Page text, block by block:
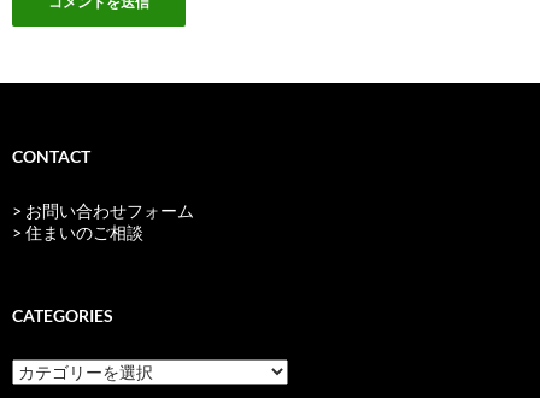
CONTACT
> お問い合わせフォーム
> 住まいのご相談
CATEGORIES
categories